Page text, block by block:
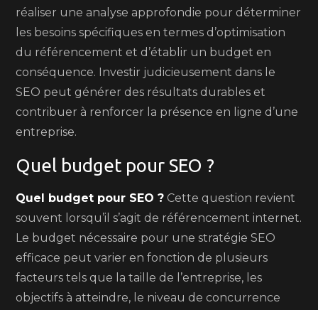
réaliser une analyse approfondie pour déterminer
les besoins spécifiques en termes d’optimisation
du référencement et d’établir un budget en
conséquence. Investir judicieusement dans le
SEO peut générer des résultats durables et
contribuer à renforcer la présence en ligne d’une
entreprise.
Quel budget pour SEO ?
Quel budget pour SEO ? Cette question revient
souvent lorsqu’il s’agit de référencement internet.
Le budget nécessaire pour une stratégie SEO
efficace peut varier en fonction de plusieurs
facteurs tels que la taille de l’entreprise, les
objectifs à atteindre, le niveau de concurrence